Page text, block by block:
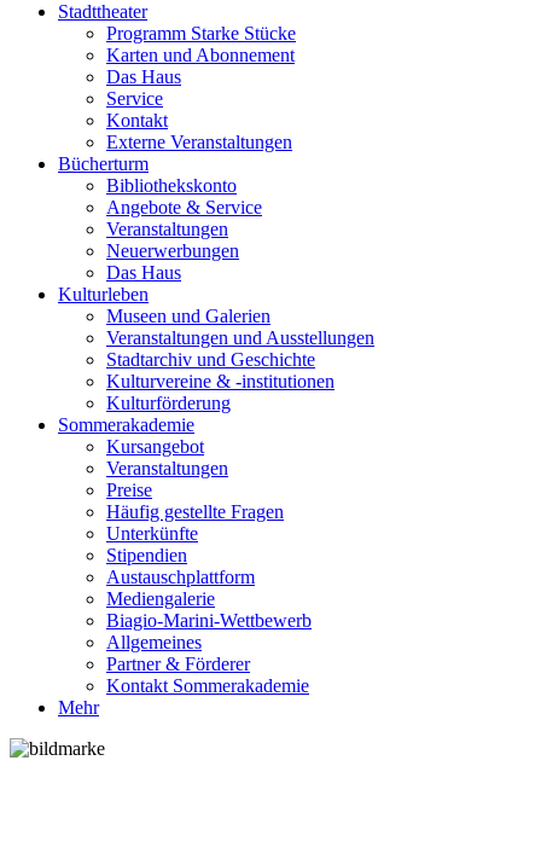
Stadttheater
Programm Starke Stücke
Karten und Abonnement
Das Haus
Service
Kontakt
Externe Veranstaltungen
Bücherturm
Bibliothekskonto
Angebote & Service
Veranstaltungen
Neuerwerbungen
Das Haus
Kulturleben
Museen und Galerien
Veranstaltungen und Ausstellungen
Stadtarchiv und Geschichte
Kulturvereine & -institutionen
Kulturförderung
Sommerakademie
Kursangebot
Veranstaltungen
Preise
Häufig gestellte Fragen
Unterkünfte
Stipendien
Austauschplattform
Mediengalerie
Biagio-Marini-Wettbewerb
Allgemeines
Partner & Förderer
Kontakt Sommerakademie
Mehr